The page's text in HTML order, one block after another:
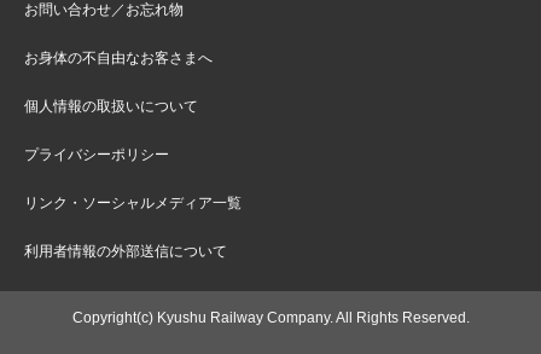
お問い合わせ／お忘れ物
お身体の不自由なお客さまへ
個人情報の取扱いについて
プライバシーポリシー
リンク・ソーシャルメディア一覧
利用者情報の外部送信について
Copyright(c) Kyushu Railway Company. All Rights Reserved.